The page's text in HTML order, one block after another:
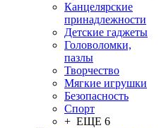
Канцелярские
принадлежности
Детские гаджеты
Головоломки,
пазлы
Творчество
Мягкие игрушки
Безопасность
Спорт
+ ЕЩЕ 6